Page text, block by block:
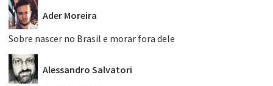
Ader Moreira
Sobre nascer no Brasil e morar fora dele
Alessandro Salvatori